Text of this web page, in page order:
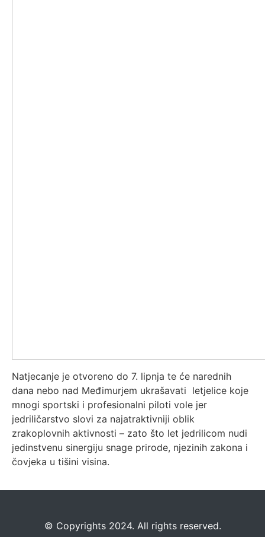
Natjecanje je otvoreno do 7. lipnja te će narednih
dana nebo nad Međimurjem ukrašavati letjelice koje
mnogi sportski i profesionalni piloti vole jer
jedriličarstvo slovi za najatraktivniji oblik
zrakoplovnih aktivnosti – zato što let jedrilicom nudi
jedinstvenu sinergiju snage prirode, njezinih zakona i
čovjeka u tišini visina.
©️ Copyrights 2024. All rights reserved.